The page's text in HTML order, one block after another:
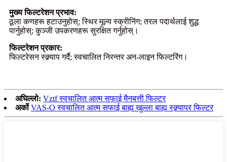
मुख्य फिल्टरेशन प्रभाव:
ठूला कणहरू हटाउनुहोस्; स्थिर मूल्य स्क्रीनिंग; तरल पदार्थलाई शुद्ध
पार्नुहोस्; कुञ्जी उपकरणहरू सुरक्षित गर्नुहोस्।
फिल्टरेशन प्रकार:
फिल्टरेसन स्क्र्याप गर्दै; स्वचालित निरन्तर अन-लाइन फिल्टरिंग।
अघिल्लो: Vztf स्वचालित आत्म सफाई मैनबत्ती फिल्टर
अर्को VAS-O स्वचालित आत्म सफाई बाह्य खुल्ला बाह्य स्क्र्यापर फिल्टर